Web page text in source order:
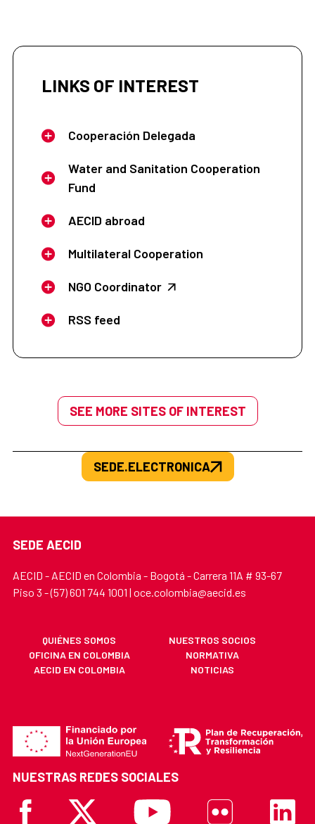
LINKS OF INTEREST
Cooperación Delegada
Water and Sanitation Cooperation
Fund
AECID abroad
Multilateral Cooperation
NGO Coordinator
RSS feed
SEE MORE SITES OF INTEREST
SEDE.ELECTRONICA
SEDE AECID
AECID - AECID en Colombia - Bogotá - Carrera 11A # 93-67
Piso 3 - (57) 601 744 1001 | oce.colombia@aecid.es
QUIÉNES SOMOS
NUESTROS SOCIOS
OFICINA EN COLOMBIA
NORMATIVA
AECID EN COLOMBIA
NOTICIAS
NUESTRAS REDES SOCIALES
Facebook X Youtube Flickr Linkedin